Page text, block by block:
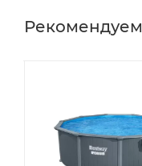
Рекомендуем